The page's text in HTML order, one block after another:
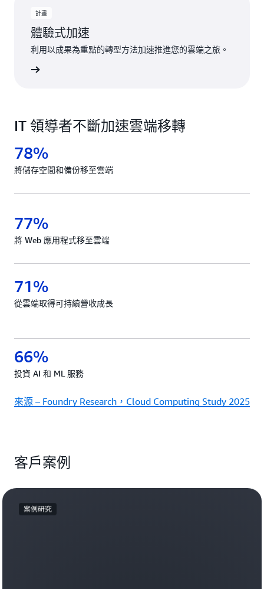
計畫
體驗式加速
利用以成果為重點的轉型方法加速推進您的雲端之旅。
IT 領導者不斷加速雲端移轉
78%
將儲存空間和備份移至雲端
77%
將 Web 應用程式移至雲端
71%
從雲端取得可持續營收成長
66%
投資 AI 和 ML 服務
來源 – Foundry Research，Cloud Computing Study 2025
客戶案例
案例研究